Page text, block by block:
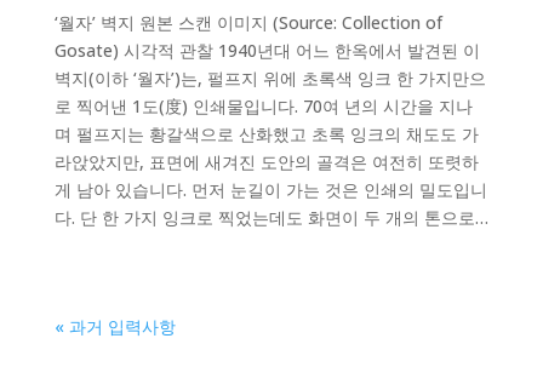
‘월자’ 벽지 원본 스캔 이미지 (Source: Collection of
Gosate) 시각적 관찰 1940년대 어느 한옥에서 발견된 이
벽지(이하 ‘월자’)는, 펄프지 위에 초록색 잉크 한 가지만으
로 찍어낸 1도(度) 인쇄물입니다. 70여 년의 시간을 지나
며 펄프지는 황갈색으로 산화했고 초록 잉크의 채도도 가
라앉았지만, 표면에 새겨진 도안의 골격은 여전히 또렷하
게 남아 있습니다. 먼저 눈길이 가는 것은 인쇄의 밀도입니
다. 단 한 가지 잉크로 찍었는데도 화면이 두 개의 톤으로…
« 과거 입력사항